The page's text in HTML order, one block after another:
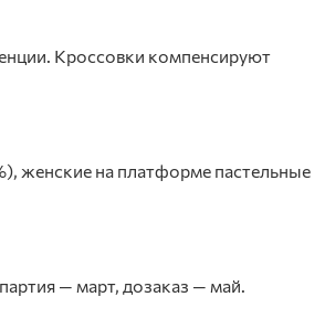
Кроссовки компенсируют
женские на платформе пастельные
— март, дозаказ — май.